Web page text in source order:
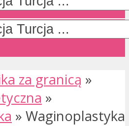
za granicą »
»
» Waginoplastyka